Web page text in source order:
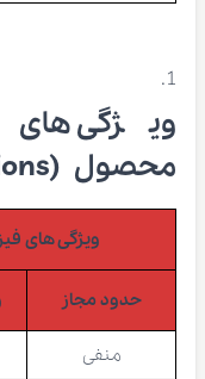
ویژگی
محصول (Technical Specifications)
ویژگی های
حدود مجاز
منفی